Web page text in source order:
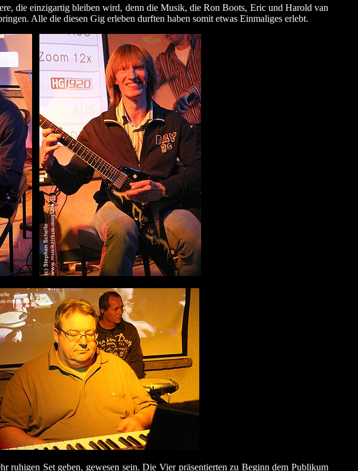
die einzigartig bleiben wird, denn die Musik, die Ron Boots, Eric und Harold van
Alle die diesen Gig erleben durften haben somit etwas Einmaliges erlebt.
ruhigen Set geben, gewesen sein. Die Vier präsentierten zu Beginn dem Publikum